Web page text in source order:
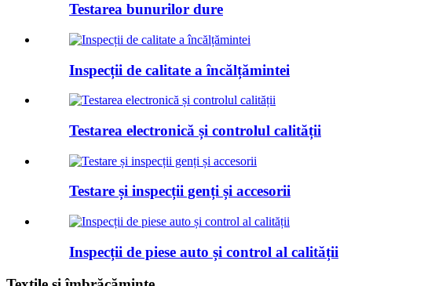
Testarea bunurilor dure
Inspecții de calitate a încălțămintei
Testarea electronică și controlul calității
Testare și inspecții genți și accesorii
Inspecții de piese auto și control al calității